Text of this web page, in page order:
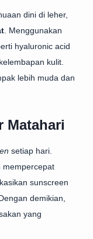
dini di leher,
. Menggunakan
hyaluronic acid
kulit.
lebih muda dan
Matahari
setiap hari.
mempercepat
sunscreen
demikian,
yang